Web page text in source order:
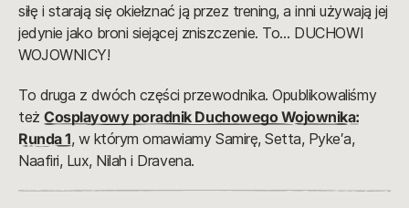
siłę i starają się okiełznać ją przez trening, a inni używają jej
jedynie jako broni siejącej zniszczenie. To… DUCHOWI
WOJOWNICY!
To druga z dwóch części przewodnika. Opublikowaliśmy
teżCosplayowy poradnik Duchowego Wojownika:
Runda 1, w którym omawiamy Samirę, Setta, Pyke′a,
Naafiri, Lux, Nilah i Dravena.